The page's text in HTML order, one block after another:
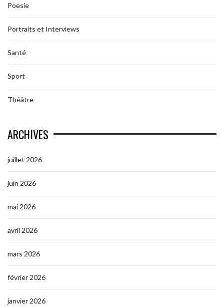
Poesie
Portraits et Interviews
Santé
Sport
Théâtre
ARCHIVES
juillet 2026
juin 2026
mai 2026
avril 2026
mars 2026
février 2026
janvier 2026